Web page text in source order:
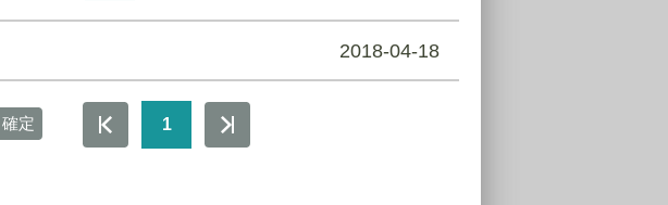
2018-04-18
1